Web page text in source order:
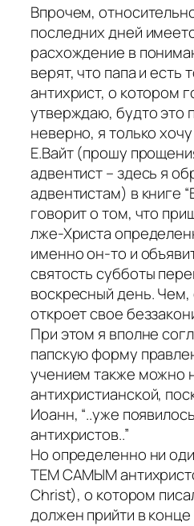
Впрочем,
последних дней
расхождение в
верят, что папа и есть
антихрист, о котором
утверждаю, будто это
неверно, я только
Е.Вайт (прошу
адвентист – здесь я
адвентистам) в книге
говорит о том, что
лже-Христа
именно он-то и
святость субботы
воскресный день. Чем,
откроет свое
При этом я вполне
папскую форму
учением также можно
антихристианской,
Иоанн, “..уже
антихристов..”
Но определенно ни
ТЕМ САМЫМ
Christ), о котором
должен прийти в